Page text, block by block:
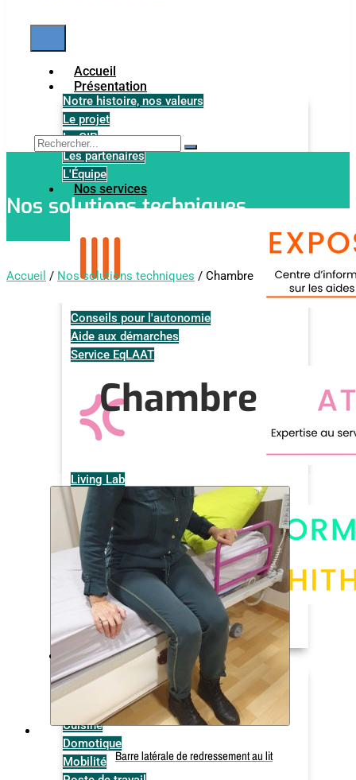
Accueil
Présentation
Notre histoire, nos valeurs
Le projet
Le GIP
Les partenaires
L'Équipe
Nos services
Conseils pour l'autonomie
Aide aux démarches
Service EqLAAT
Living Lab
Illustrations de la méthode
Espaces disponibles à la location
Disponibilité des espaces
Nos solutions techniques
Bain & WC
Chambre
Communication & loisirs
Cuisine
Domotique
Mobilité
Nos solutions techniques
Accueil / Nos solutions techniques / Chambre
Chambre
Barre latérale de redressement au lit